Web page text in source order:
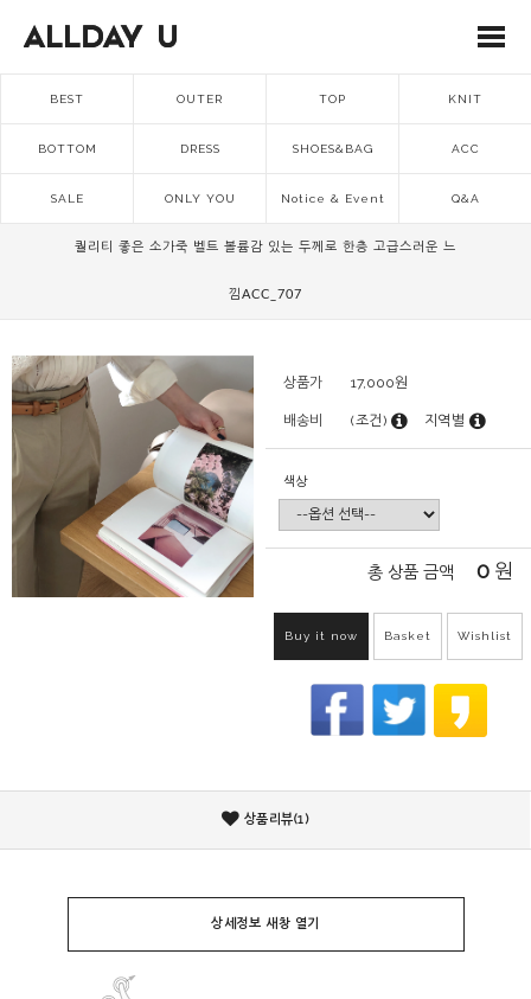
BEST OUTER TOP KNIT
BOTTOM DRESS SHOES&BAG ACC
SALE ONLY YOU Notice & Event Q&A
퀄리티 좋은 소가죽 벨트 볼륨감 있는 두께로 한층 고급스러운 느
낌ACC_707
상품가 17,000원
배송비 (조건) 지역별
색상
총 상품 금액 0 원
Buy it now Basket Wishlist
상품리뷰(1)
상세정보 새창 열기